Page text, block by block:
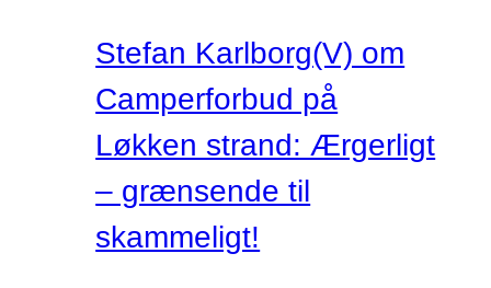
Stefan Karlborg(V) om
Camperforbud på
Løkken strand: Ærgerligt
– grænsende til
skammeligt!